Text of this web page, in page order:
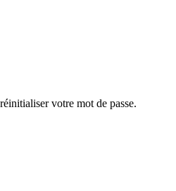
votre mot de passe.